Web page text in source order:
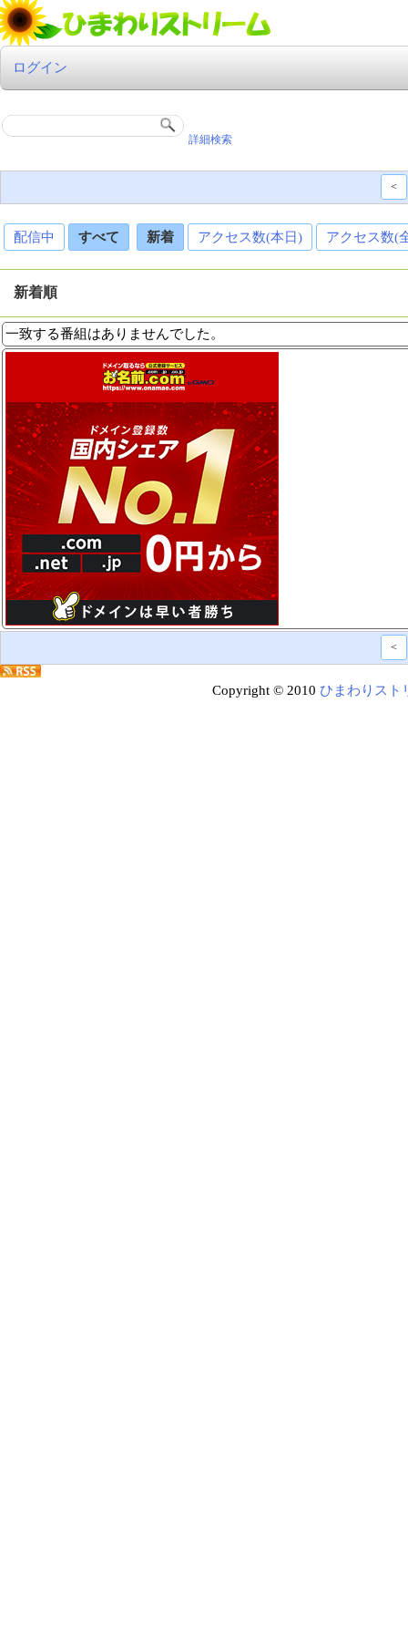
ログイン
詳細検索
<
配信中 すべて 新着 アクセス数(本日) アクセス数(
新着順
一致する番組はありませんでした。
<
Copyright © 2010 ひまわりスト